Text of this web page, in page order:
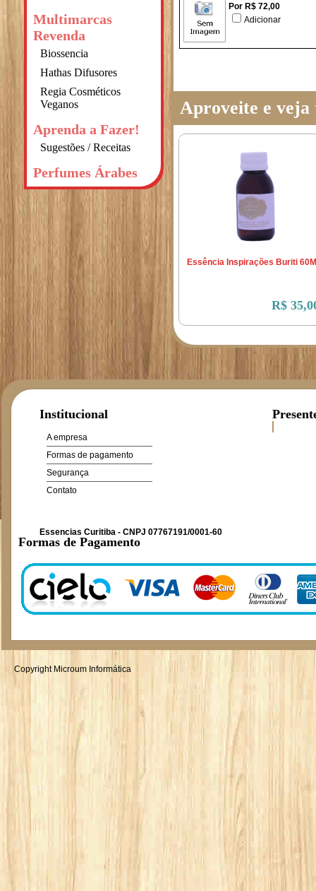
Multimarcas
Revenda
Biossencia
Hathas Difusores
Regia Cosméticos
Veganos
Aprenda a Fazer!
Sugestões / Receitas
Perfumes Árabes
Por R$ 72,00
Adicionar
Aproveite e veja
Essência Inspirações Buriti
R$
Institucional
A empresa
Formas de pagamento
Segurança
Contato
Essencias Curitiba - CNPJ 07767191/0001-60
Formas de Pagamento
Copyright Microum Informática